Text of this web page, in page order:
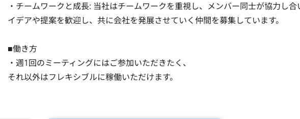
・チームワークと成長: 当社はチームワークを重視し、メンバー同士が協力し
イデアや提案を歓迎し、共に会社を発展させていく仲間を募集しています。
■働き方
・週1回のミーティングにはご参加いただきたく、
それ以外はフレキシブルに稼働いただけます。